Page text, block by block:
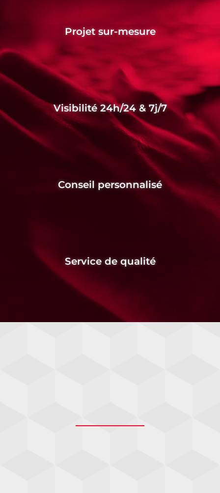
Projet sur-mesure
Visibilité 24h/24 & 7j/7
Conseil personnalisé
Service de qualité